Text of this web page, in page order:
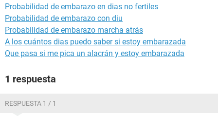
Probabilidad de embarazo en dias no fertiles
Probabilidad de embarazo con diu
Probabilidad de embarazo marcha atrás
A los cuántos dias puedo saber si estoy embarazada
Que pasa si me pica un alacrán y estoy embarazada
1 respuesta
RESPUESTA 1 / 1